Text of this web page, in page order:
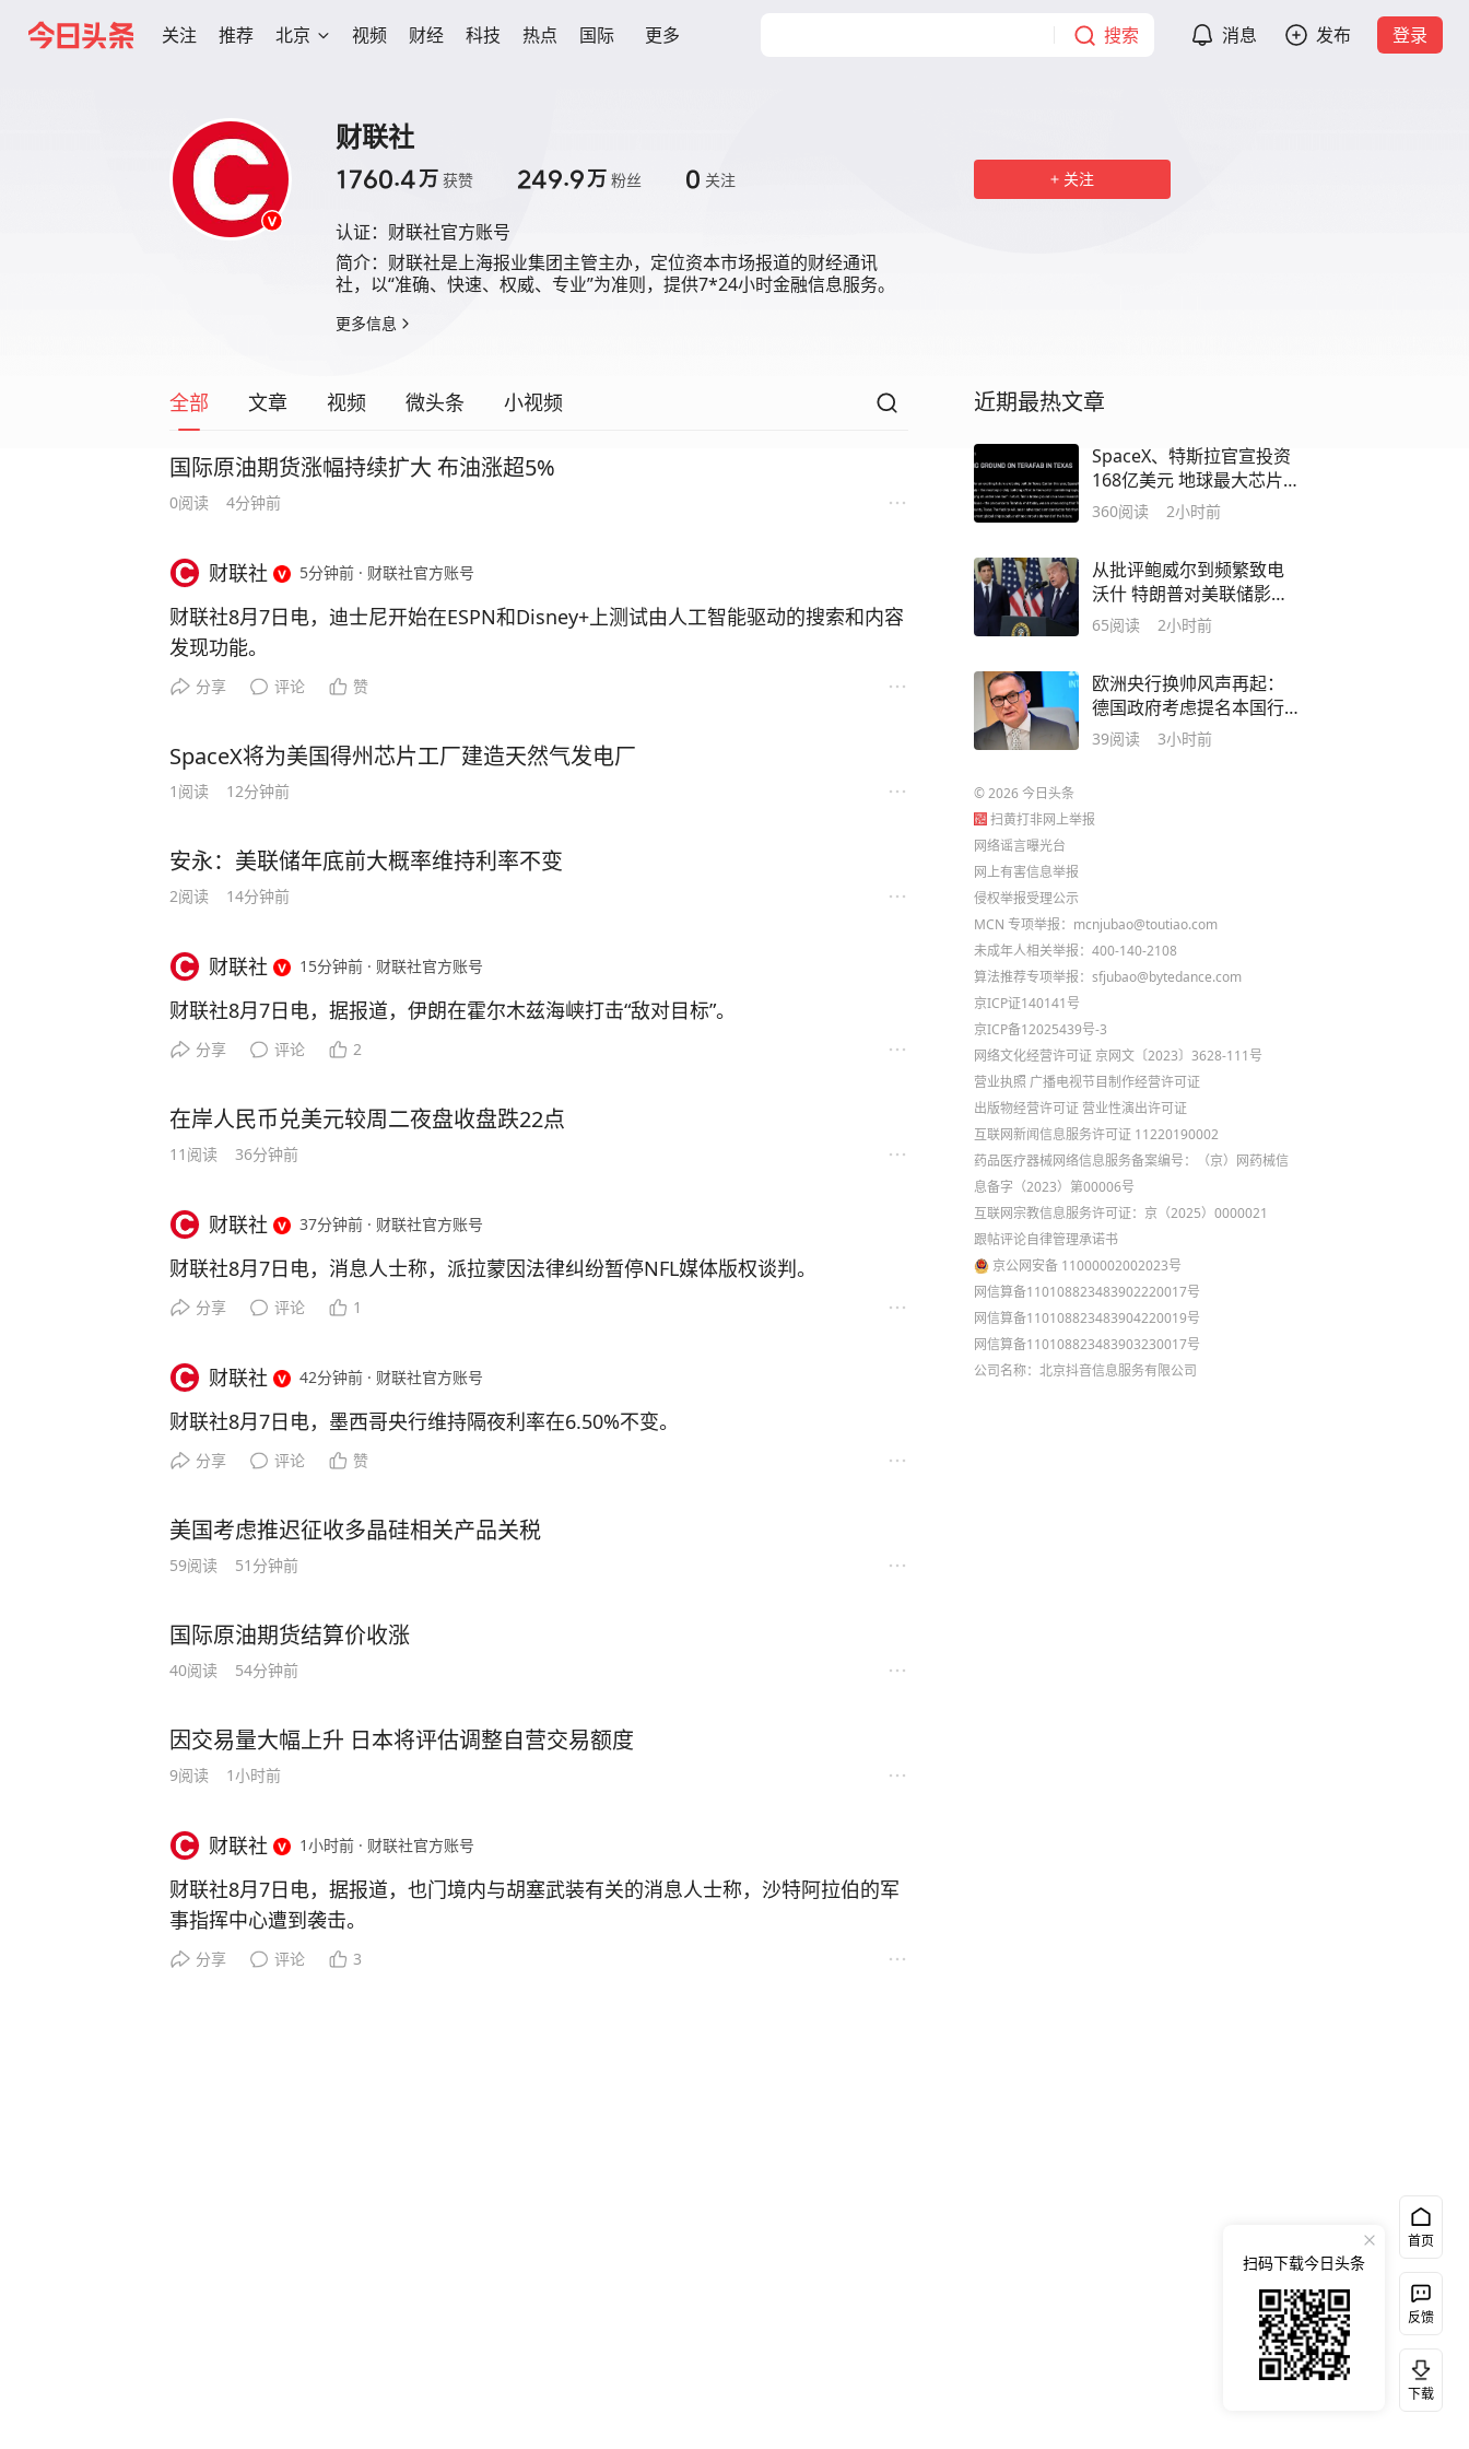
关注 推荐 北京 视频 财经 科技 热点 国际 更多 搜索 消息 发布 登录
财联社
1760.4万 获赞 249.9万 粉丝 0 关注
认证： 财联社官方账号
简介： 财联社是上海报业集团主管主办，定位资本市场报道的财经通讯
社，以“准确、快速、权威、专业”为准则，提供7*24小时金融信息服务。
更多信息
关注
全部 文章 视频 微头条 小视频
国际原油期货涨幅持续扩大 布油涨超5%
0阅读 4分钟前
财联社 5分钟前 · 财联社官方账号
财联社8月7日电，迪士尼开始在ESPN和Disney+上测试由人工智能驱动的搜索和内容
发现功能。
分享 评论 赞
SpaceX将为美国得州芯片工厂建造天然气发电厂
1 阅读 12分钟前
安永：美联储年底前大概率维持利率不变
2阅读 14分钟前
财联社 15分钟前 · 财联社官方账号
财联社8月7日电，据报道，伊朗在霍尔木兹海峡打击“敌对目标”。
分享 评论 2
在岸人民币兑美元较周二夜盘收盘跌22点
11 阅读 36分钟前
财联社 37分钟前 · 财联社官方账号
财联社8月7日电，消息人士称，派拉蒙因法律纠纷暂停NFL媒体版权谈判。
分享 评论 1
财联社 42分钟前 · 财联社官方账号
财联社8月7日电，墨西哥央行维持隔夜利率在6.50%不变。
分享 评论 赞
美国考虑推迟征收多晶硅相关产品关税
59阅读 51分钟前
国际原油期货结算价收涨
40阅读 54分钟前
因交易量大幅上升 日本将评估调整自营交易额度
9阅读 1小时前
财联社 1小时前 · 财联社官方账号
财联社8月7日电，据报道，也门境内与胡塞武装有关的消息人士称，沙特阿拉伯的军
事指挥中心遭到袭击。
分享 评论 3
近期最热文章
SpaceX、特斯拉官宣投资
168亿美元 地球最大芯片
厂有新进展
360阅读 2小时前
从批评鲍威尔到频繁致电
沃什 特朗普对美联储影响
力再受关注
65阅读 2小时前
欧洲央行换帅风声再起：
德国政府考虑提名本国行
长出战
39阅读 3小时前
©2026今日头条
扫黄打非网上举报
网络谣言曝光台
网上有害信息举报
侵权举报受理公示
MCN 专项举报：mcnjubao@toutiao.com
未成年人相关举报：400-140-2108
算法推荐专项举报：sfjubao@bytedance.com
京ICP证140141号
京ICP备12025439号-3
网络文化经营许可证 京网文〔2023〕3628-111号
营业执照 广播电视节目制作经营许可证
出版物经营许可证 营业性演出许可证
互联网新闻信息服务许可证 11220190002
药品医疗器械网络信息服务备案编号：（京）网药械信
息备字（2023）第00006号
互联网宗教信息服务许可证：京（2025）0000021
跟帖评论自律管理承诺书
京公网安备 11000002002023号
网信算备110108823483902220017号
网信算备110108823483904220019号
网信算备110108823483903230017号
公司名称：北京抖音信息服务有限公司
首页
反馈
下载
扫码下载今日头条